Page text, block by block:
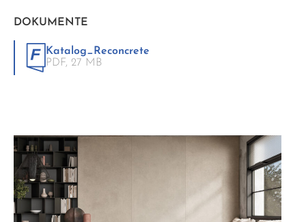
DOKUMENTE
Katalog_Reconcrete
PDF, 27 MB